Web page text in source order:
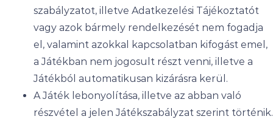
szabályzatot, illetve Adatkezelési Tájékoztatót
vagy azok bármely rendelkezését nem fogadja
el, valamint azokkal kapcsolatban kifogást emel,
a Játékban nem jogosult részt venni, illetve a
Játékból automatikusan kizárásra kerül.
A Játék lebonyolítása, illetve az abban való
részvétel a jelen Játékszabályzat szerint történik.